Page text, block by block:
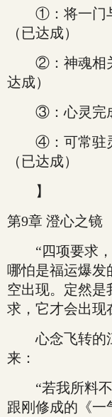
①：将一门与
（已达成）
②：神魂相关
达成）
③：心灵完成
④：可常驻灵
（已达成）
】
第9章 澄心之镜
“四项要求，
哪怕是福运爆
空出现。定然是
求，它才会出现
心念飞转的江
来：
“若我所料不
跟刚修成的《一